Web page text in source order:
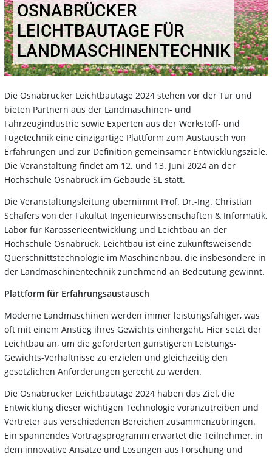
OSNABRÜCKER
LEICHTBAUTAGE FÜR
LANDMASCHINENTECHNIK
Die Osnabrücker Leichtbautage 2024 stehen vor der Tür und
bieten Partnern aus der Landmaschinen- und
Fahrzeugindustrie sowie Experten aus der Werkstoff- und
Fügetechnik eine einzigartige Plattform zum Austausch von
Erfahrungen und zur Definition gemeinsamer Entwicklungsziele.
Die Veranstaltung findet am 12. und 13. Juni 2024 an der
Hochschule Osnabrück im Gebäude SL statt.
Die Veranstaltungsleitung übernimmt Prof. Dr.-Ing. Christian
Schäfers von der Fakultät Ingenieurwissenschaften & Informatik,
Labor für Karosserieentwicklung und Leichtbau an der
Hochschule Osnabrück. Leichtbau ist eine zukunftsweisende
Querschnittstechnologie im Maschinenbau, die insbesondere in
der Landmaschinentechnik zunehmend an Bedeutung gewinnt.
Plattform für Erfahrungsaustausch
Moderne Landmaschinen werden immer leistungsfähiger, was
oft mit einem Anstieg ihres Gewichts einhergeht. Hier setzt der
Leichtbau an, um die geforderten günstigeren Leistungs-
Gewichts-Verhältnisse zu erzielen und gleichzeitig den
gesetzlichen Anforderungen gerecht zu werden.
Die Osnabrücker Leichtbautage 2024 haben das Ziel, die
Entwicklung dieser wichtigen Technologie voranzutreiben und
Vertreter aus verschiedenen Bereichen zusammenzubringen.
Ein spannendes Vortragsprogramm erwartet die Teilnehmer, in
dem innovative Ansätze und Lösungen aus Forschung und